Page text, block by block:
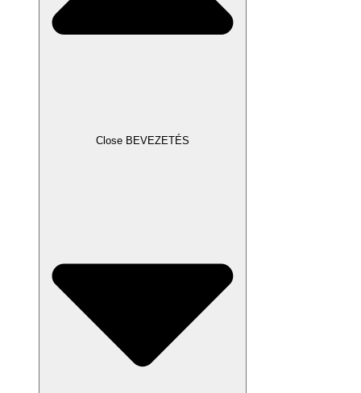
Close BEVEZETÉS